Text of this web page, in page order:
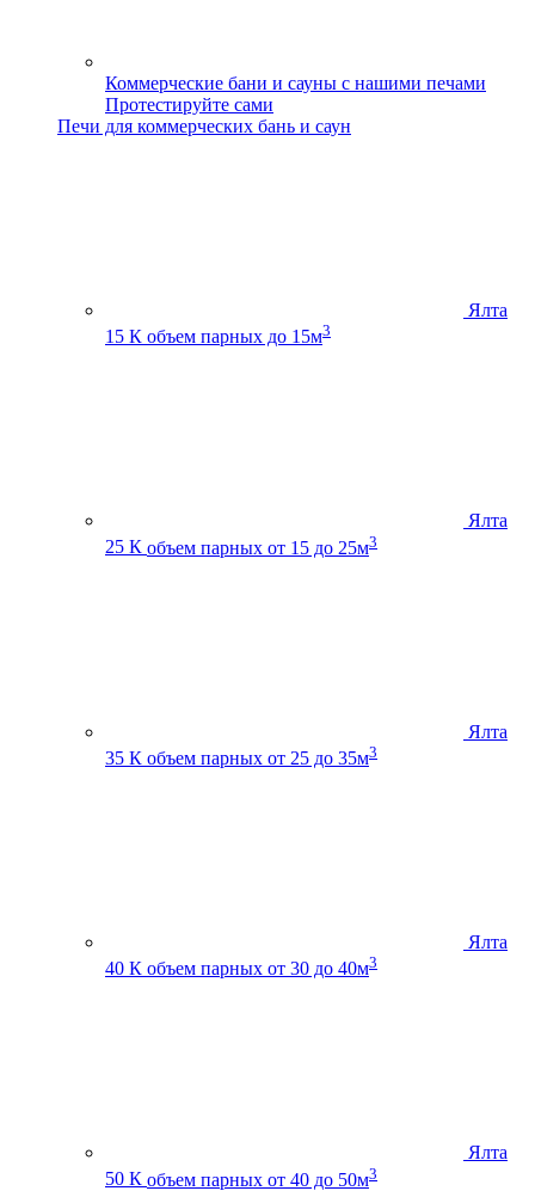
Коммерческие бани и сауны с нашими печами
Протестируйте сами
Печи для коммерческих бань и саун
Ялта
15 К объем парных до 15м3
Ялта
25 К объем парных от 15 до 25м3
Ялта
35 К объем парных от 25 до 35м3
Ялта
40 К объем парных от 30 до 40м3
Ялта
50 К объем парных от 40 до 50м3